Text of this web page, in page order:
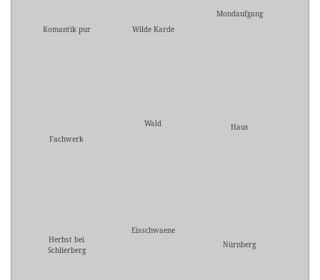
Romantik pur Wilde Karde
Mondaufgang
Fachwerk
Wald Haus
Herbst bei
Schlierberg
Eisschwaene
Nürnberg